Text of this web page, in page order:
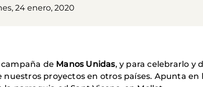
24 enero, 2020
de Manos Unidas, y para celebrarlo y
proyectos en otros países. Apunta en